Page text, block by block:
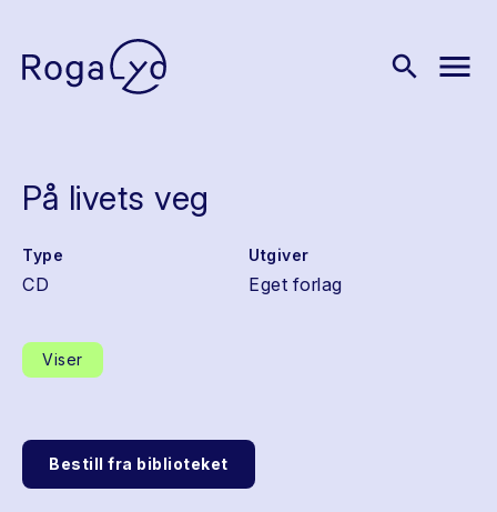
search menu
På livets veg
Type
CD
Utgiver
Eget forlag
Viser
Bestill fra biblioteket